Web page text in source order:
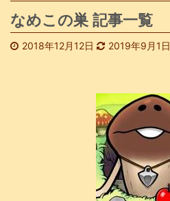
なめこの巣 記事一覧
2018年12月12日 2019年9月1日